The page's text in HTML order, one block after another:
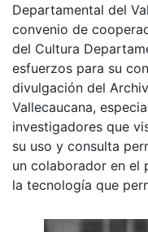
Departamental del
convenio de
del Cultura
esfuerzos para su
divulgación del
Vallecaucana,
investigadores que
su uso y consulta
un colaborador en el
la tecnología que